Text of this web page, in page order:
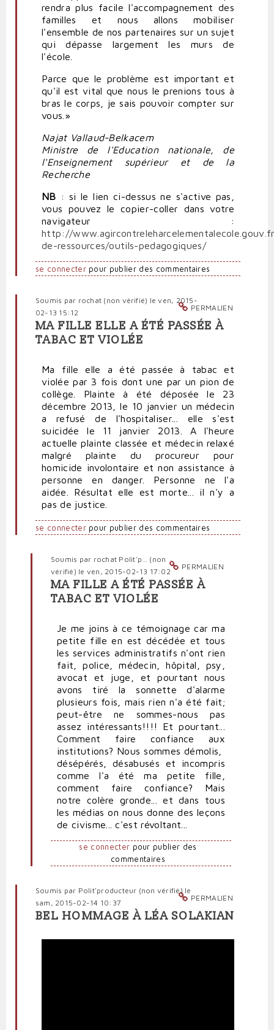
rendra plus facile l'accompagnement des
familles et nous allons mobiliser
l'ensemble de nos partenaires sur un sujet
qui dépasse largement les murs de
l'école.
Parce que le problème est important et
qu'il est vital que nous le prenions tous à
bras le corps, je sais pouvoir compter sur
vous.»
Najat Vallaud-Belkacem
Ministre de l'Education nationale, de
l'Enseignement supérieur et de la
Recherche
NB : si le lien ci-dessus ne s'active pas,
vous pouvez le copier-coller dans votre
navigateur :
http://
de-ressources/outils-pedagogiques/
se connecterpour publier des commentaires
PERMALIEN
Soumis par rochat (non vérifié) le ven, 2015-
02-13 15:12
MA FILLE ELLE A ÉTÉ PASSÉE À
TABAC ET VIOLÉE
Ma fille elle a été passée à tabac et
violée par 3 fois dont une par un pion de
collège. Plainte à été déposée le 23
décembre 2013, le 10 janvier un médecin
a refusé de l'hospitaliser... elle s'est
suicidée le 11 janvier 2013. A l'heure
actuelle plainte classée et médecin relaxé
malgré plainte du procureur pour
homicide involontaire et non assistance à
personne en danger. Personne ne l'a
aidée. Résultat elle est morte... il n'y a
pas de justice.
se connecterpour publier des commentaires
PERMALIEN
Soumis par rochat Polit'p… (non
vérifié) le ven, 2015-02-13 17:02
En
réponse
Ma
fille
elle
été
passée
tabac
et
violée
par
rochat
(non
vérifié)
MA FILLE A ÉTÉ PASSÉE À
TABAC ET VIOLÉE
Je me joins à ce témoignage car ma
petite fille en est décédée et tous
les services administratifs n'ont rien
fait, police, médecin, hôpital, psy,
avocat et juge, et pourtant nous
avons tiré la sonnette d'alarme
plusieurs fois, mais rien n'a été fait;
peut-être ne sommes-nous pas
assez intéressants!!!! Et pourtant...
Comment faire confiance aux
institutions? Nous sommes démolis,
désépérés, désabusés et incompris
comme l'a été ma petite fille,
comment faire confiance? Mais
notre colère gronde... et dans tous
les médias on nous donne des leçons
de civisme... c'est révoltant...
se connecter pour publier des
commentaires
PERMALIEN
Soumis par Polit'producteur (non vérifié)le
sam, 2015-02-14 10:37
BEL HOMMAGE À LÉA SOLAKIAN